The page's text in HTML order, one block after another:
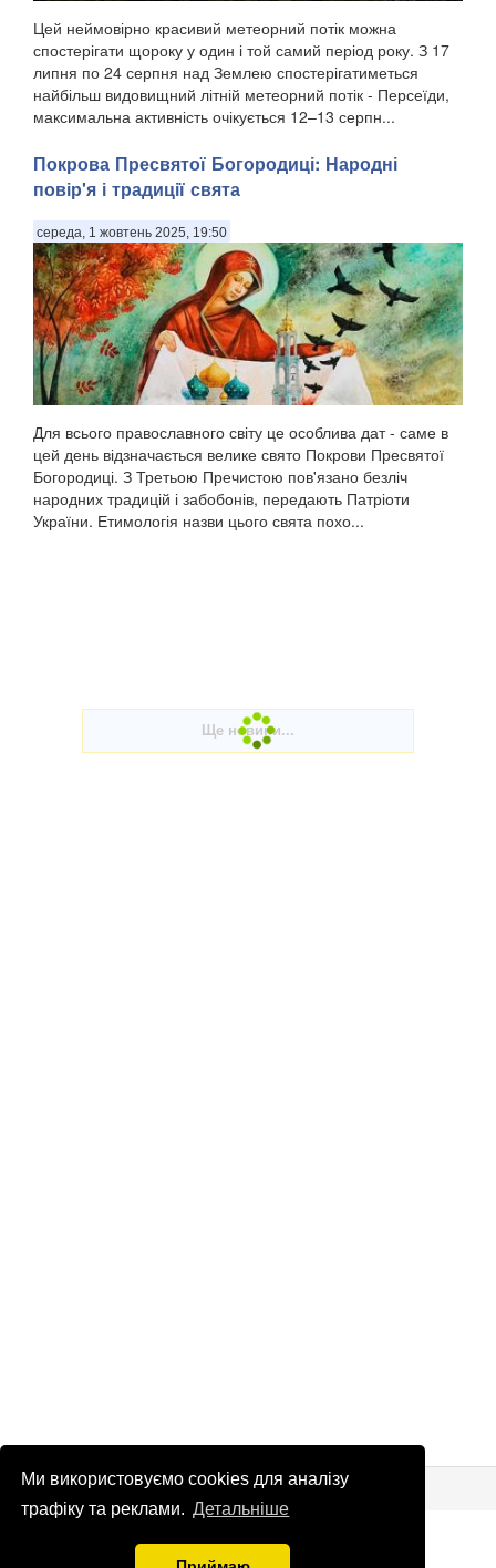
Ми використовуємо cookies для аналізу
трафіку та реклами. Детальніше
Цей неймовірно красивий метеорний потік можна
спостерігати щороку у один і той самий період року. З 17
липня по 24 серпня над Землею спостерігатиметься
найбільш видовищний літній метеорний потік - Персеїди,
максимальна активність очікується 12–13 серпн...
Покрова Пресвятої Богородиці: Народні
повір'я і традиції свята
середа, 1 жовтень 2025, 19:50
Для всього православного світу це особлива дат - саме в
цей день відзначається велике свято Покрови Пресвятої
Богородиці. З Третьою Пречистою пов'язано безліч
народних традицій і забобонів, передають Патріоти
України. Етимологія назви цього свята похо...
© Патріоти України 2026
Правова інформація